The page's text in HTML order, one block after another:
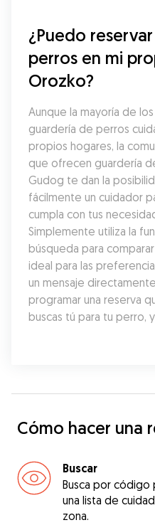
¿Puedo
perros en mi
Orozko?
Aunque la mayoría de
guardería de perros
propios hogares, la
que ofrecen guardería
Gudog te dan la
fácilmente un cuidador
cumpla con tus
Simplemente utiliza la
búsqueda para
ideal para las
un mensaje
programar una reserva
buscas tú para tu perro,
Cómo hacer una
Buscar
Busca por código
una lista de
zona.